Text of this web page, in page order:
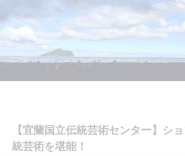
【宜蘭国立伝統芸術センター】シ
統芸術を堪能！